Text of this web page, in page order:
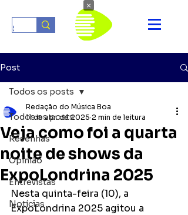
Post
Todos os posts
Resenhas
Opinião
Entrevistas
Notícias
Todos os posts
Veja como foi a quarta
noite de shows da
ExpoLondrina 2025
Redação do Música Boa
11 de abr. de 2025 2 min de leitura
Nesta quinta-feira (10), a
ExpoLondrina 2025 agitou a
×